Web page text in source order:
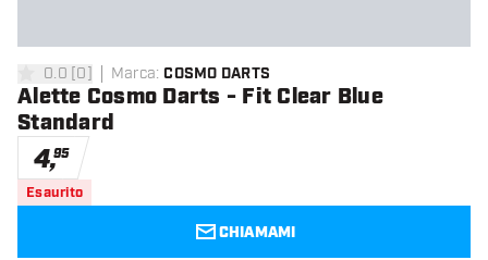
0 stelle di valutazione
0.0 [0] Marca: COSMO DARTS
Alette Cosmo Darts - Fit Clear Blue
Standard
4,95
Esaurito
CHIAMAMI